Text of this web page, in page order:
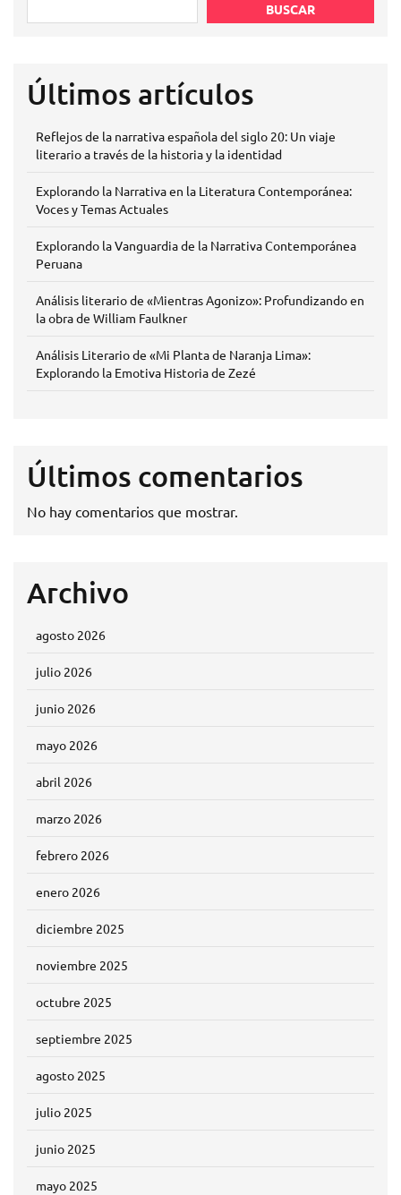
BUSCAR
Últimos artículos
Reflejos de la narrativa española del siglo 20: Un viaje
literario a través de la historia y la identidad
Explorando la Narrativa en la Literatura Contemporánea:
Voces y Temas Actuales
Explorando la Vanguardia de la Narrativa Contemporánea
Peruana
Análisis literario de «Mientras Agonizo»: Profundizando en
la obra de William Faulkner
Análisis Literario de «Mi Planta de Naranja Lima»:
Explorando la Emotiva Historia de Zezé
Últimos comentarios
No hay comentarios que mostrar.
Archivo
agosto 2026
julio 2026
junio 2026
mayo 2026
abril 2026
marzo 2026
febrero 2026
enero 2026
diciembre 2025
noviembre 2025
octubre 2025
septiembre 2025
agosto 2025
julio 2025
junio 2025
mayo 2025